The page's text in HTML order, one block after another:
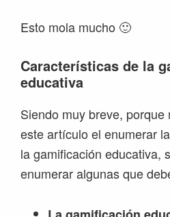
Esto mola mucho 🙂
Características de la
educativa
Siendo muy breve,
este artículo el enumerar
la gamificación educativa,
enumerar algunas que